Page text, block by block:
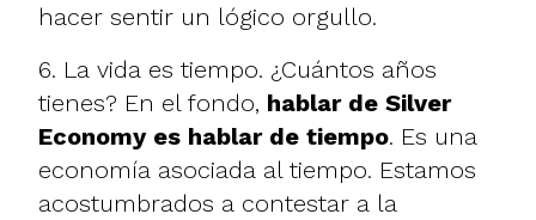
hacer sentir un lógico orgullo.
6. La vida es tiempo. ¿Cuántos años
tienes? En el fondo, hablar de Silver
Economy es hablar de tiempo. Es una
economía asociada al tiempo. Estamos
acostumbrados a contestar a la